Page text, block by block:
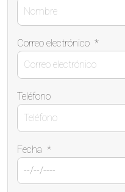
Correo electrónico *
Teléfono
Fecha *